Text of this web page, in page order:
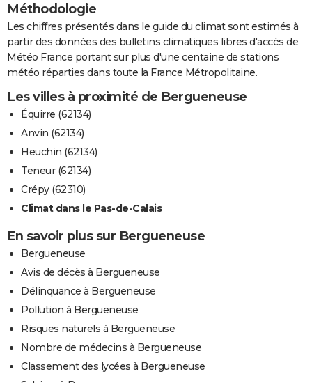
Méthodologie
Les chiffres présentés dans le guide du climat sont estimés à
partir des données des bulletins climatiques libres d'accès de
Météo France portant sur plus d'une centaine de stations
météo réparties dans toute la France Métropolitaine.
Les villes à proximité de Bergueneuse
Équirre (62134)
Anvin (62134)
Heuchin (62134)
Teneur (62134)
Crépy (62310)
Climat dans le Pas-de-Calais
En savoir plus sur Bergueneuse
Bergueneuse
Avis de décès à Bergueneuse
Délinquance à Bergueneuse
Pollution à Bergueneuse
Risques naturels à Bergueneuse
Nombre de médecins à Bergueneuse
Classement des lycées à Bergueneuse